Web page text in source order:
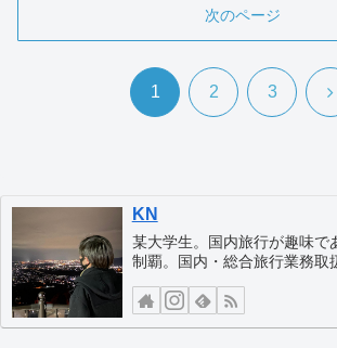
次のページ
1 2 3 次
KN
某大学生。国内旅行が趣味で
制覇。国内・総合旅行業務取